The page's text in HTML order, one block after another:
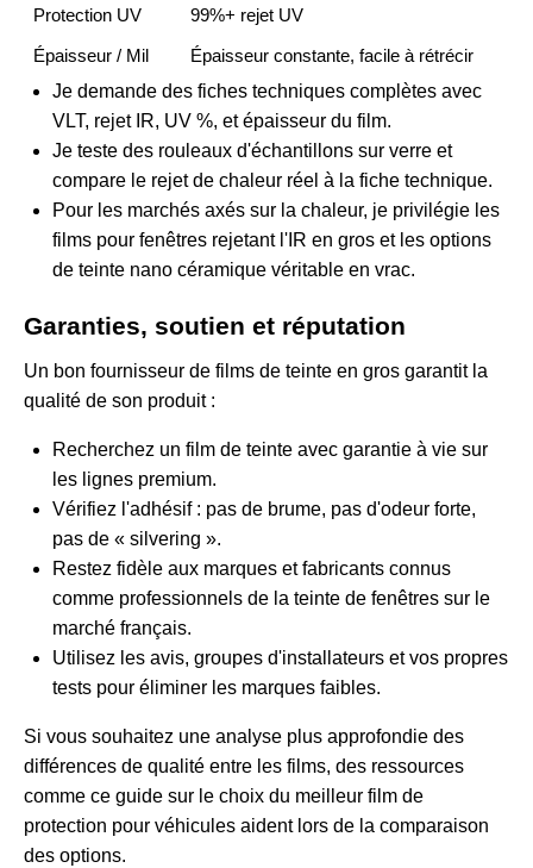
Protection UV
99%+ rejet UV
Épaisseur / Mil
Épaisseur constante, facile à rétrécir
Je demande des fiches techniques complètes avec
VLT, rejet IR, UV %, et épaisseur du film.
Je teste des rouleaux d'échantillons sur verre et
compare le rejet de chaleur réel à la fiche technique.
Pour les marchés axés sur la chaleur, je privilégie les
films pour fenêtres rejetant l'IR en gros et les options
de teinte nano céramique véritable en vrac.
Garanties, soutien et réputation
Un bon fournisseur de films de teinte en gros garantit la
qualité de son produit :
Recherchez un film de teinte avec garantie à vie sur
les lignes premium.
Vérifiez l'adhésif : pas de brume, pas d'odeur forte,
pas de « silvering ».
Restez fidèle aux marques et fabricants connus
comme professionnels de la teinte de fenêtres sur le
marché français.
Utilisez les avis, groupes d'installateurs et vos propres
tests pour éliminer les marques faibles.
Si vous souhaitez une analyse plus approfondie des
différences de qualité entre les films, des ressources
comme ce guide sur le choix du meilleur film de
protection pour véhicules aident lors de la comparaison
des options.